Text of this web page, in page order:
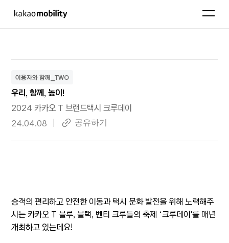
펼치기
이용자와 함께_TWO
우리, 함께, 높이!
2024 카카오 T 브랜드택시 크루데이
작성 일자
24.04.08 공유하기
링크복사
승객의 편리하고 안전한 이동과 택시 문화 발전을 위해 노력해주
시는 카카오 T 블루, 블랙, 벤티 크루들의 축제 ‘크루데이'를 매년
개최하고 있는데요!